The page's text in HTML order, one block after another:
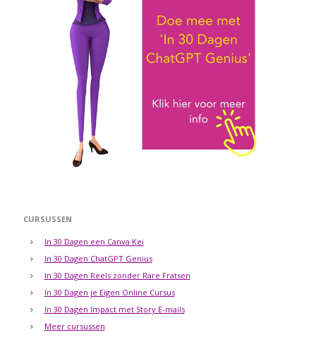
CURSUSSEN
In 30 Dagen een Canva Kei
In 30 Dagen ChatGPT Genius
In 30 Dagen Reels zonder Rare Fratsen
In 30 Dagen je Eigen Online Cursus
In 30 Dagen Impact met Story E-mails
Meer cursussen